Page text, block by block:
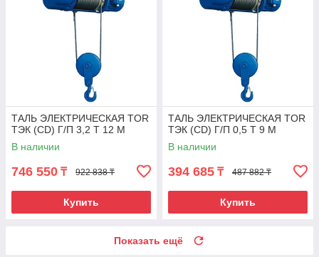
ТАЛЬ ЭЛЕКТРИЧЕСКАЯ TOR
ТЭК (CD) Г/П 3,2 Т 12 М
В наличии
746 550 ₸ 922 838 ₸
Купить
ТАЛЬ ЭЛЕКТРИЧЕСКАЯ TOR
ТЭК (CD) Г/П 0,5 Т 9 М
В наличии
394 685 ₸ 487 882 ₸
Купить
Показать ещё